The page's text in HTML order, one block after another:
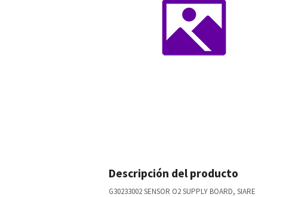
Descripción del producto
G30233002 SENSOR O2 SUPPLY BOARD, SIARE